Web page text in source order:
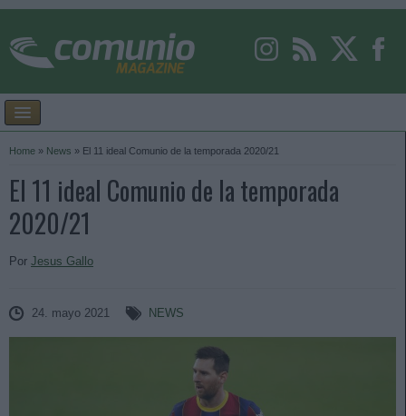
Home » News » El 11 ideal Comunio de la temporada 2020/21
El 11 ideal Comunio de la temporada
2020/21
Por Jesus Gallo
24. mayo 2021 NEWS